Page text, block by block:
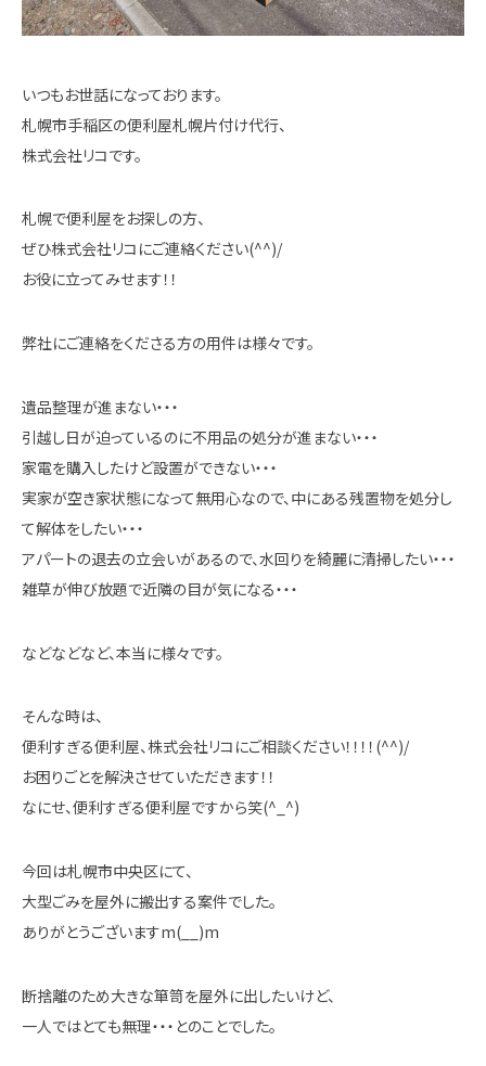
いつもお世話になっております。
札幌市手稲区の便利屋札幌片付け代行、
株式会社リコです。
札幌で便利屋をお探しの方、
ぜひ株式会社リコにご連絡ください(^^)/
お役に立ってみせます！！
弊社にご連絡をくださる方の用件は様々です。
遺品整理が進まない・・・
引越し日が迫っているのに不用品の処分が進まない・・・
家電を購入したけど設置ができない・・・
実家が空き家状態になって無用心なので、中にある残置物を処分し
て解体をしたい・・・
アパートの退去の立会いがあるので、水回りを綺麗に清掃したい・・・
雑草が伸び放題で近隣の目が気になる・・・
などなどなど、本当に様々です。
そんな時は、
便利すぎる便利屋、株式会社リコにご相談ください！！！！(^^)/
お困りごとを解決させていただきます！！
なにせ、便利すぎる便利屋ですから笑(^_^)
今回は札幌市中央区にて、
大型ごみを屋外に搬出する案件でした。
ありがとうございますm(__)m
断捨離のため大きな箪笥を屋外に出したいけど、
一人ではとても無理・・・とのことでした。